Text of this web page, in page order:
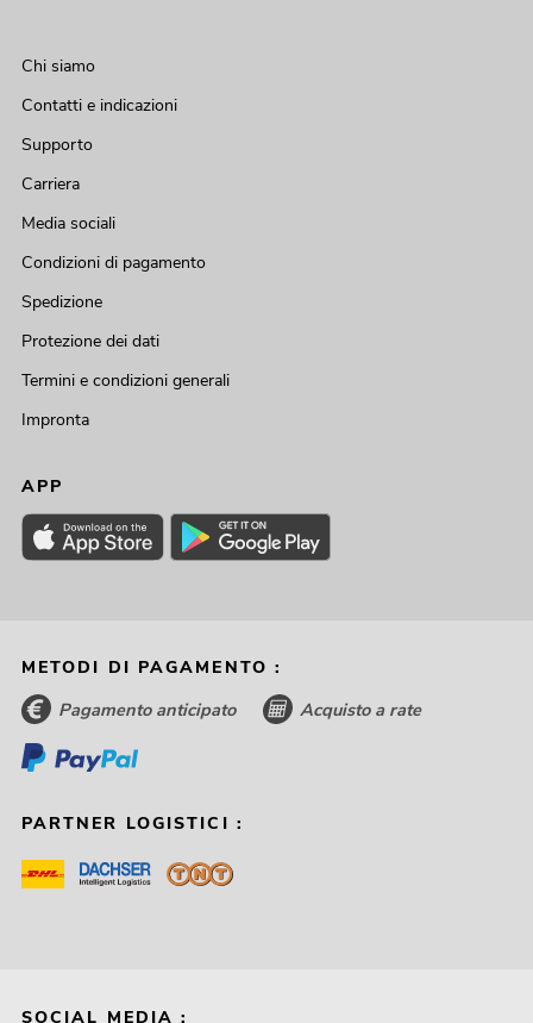
Chi siamo
Contatti e indicazioni
Supporto
Carriera
Media sociali
Condizioni di pagamento
Spedizione
Protezione dei dati
Termini e condizioni generali
Impronta
APP
METODI DI PAGAMENTO :
Pagamento anticipato Acquisto a rate
PARTNER LOGISTICI :
SOCIAL MEDIA :